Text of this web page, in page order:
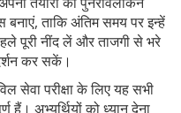
बनाएं, ताकि अंतिम समय पर इन्हें
पूरी नींद लें और ताजगी से भरे
कर सकें।
सेवा परीक्षा के लिए यह सभी
हैं। अभ्यर्थियों को ध्यान देना